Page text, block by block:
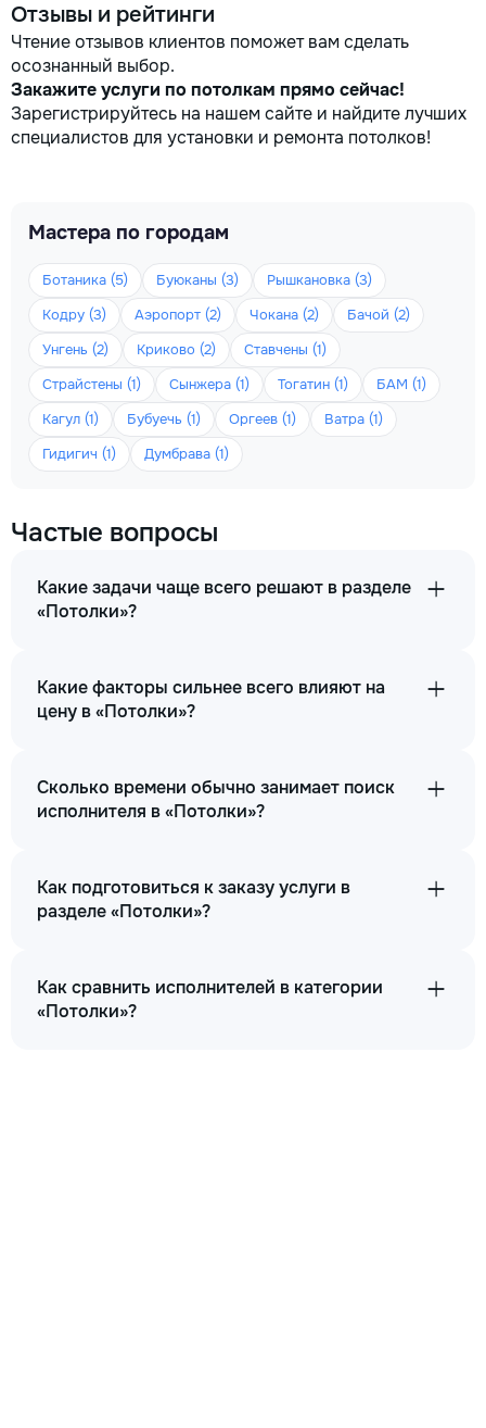
Отзывы и рейтинги
Чтение отзывов клиентов поможет вам сделать
осознанный выбор.
Закажите услуги по потолкам прямо сейчас!
Зарегистрируйтесь на нашем сайте и найдите лучших
специалистов для установки и ремонта потолков!
Мастера по городам
Ботаника (5) Буюканы (3)
Рышкановка (3)
Кодру (3)
Аэропорт (2) Чокана (2)
Бачой (2)
Унгень (2)
Криково (2)
Ставчены (1)
Страйстены (1)
Сынжера (1) Тогатин (1)
БАМ (1)
Кагул (1)
Бубуечь (1) Оргеев (1)
Ватра (1)
Гидигич (1)
Думбрава (1)
Частые вопросы
Какие задачи чаще всего решают в разделе
«Потолки»?
Какие факторы сильнее всего влияют на
цену в «Потолки»?
Сколько времени обычно занимает поиск
исполнителя в «Потолки»?
Как подготовиться к заказу услуги в
разделе «Потолки»?
Как сравнить исполнителей в категории
«Потолки»?